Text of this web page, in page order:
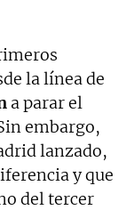
la línea de
a parar el
embargo,
lanzado,
y que
del tercer